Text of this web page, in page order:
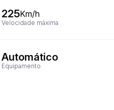
225Km/h
Velocidade máxima
Automático
Equipamento